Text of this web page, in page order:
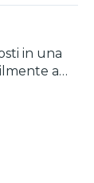
in una
a
e
fonte